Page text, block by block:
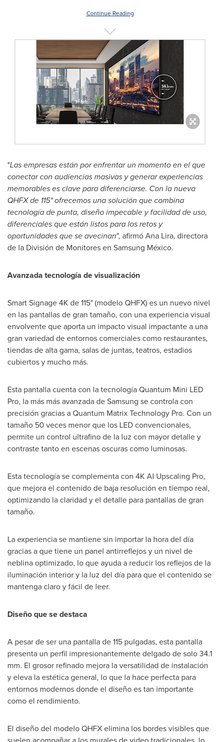
Continue Reading
"Las empresas están por enfrentar un momento en el que
conectar con audiencias masivas y generar experiencias
memorables es clave para diferenciarse. Con la nueva
QHFX de 115" ofrecemos una solución que combina
tecnología de punta, diseño impecable y facilidad de uso,
diferenciales que están listos para los retos y
oportunidades que se avecinan", afirmóAna Lira, directora
de la División de Monitores en Samsung México.
Avanzada tecnología de visualización
Smart Signage4K de 115" (modelo QHFX) es un nuevo nivel
en las pantallas de gran tamaño, con una experiencia visual
envolvente que aporta un impacto visual impactante a una
gran variedad de entornos comerciales como restaurantes,
tiendas de alta gama, salas de juntas, teatros, estadios
cubiertos y mucho más.
Esta pantalla cuenta con la tecnología Quantum Mini LED
Pro, la más más avanzada de Samsung se controla con
precisión gracias a Quantum Matrix Technology Pro. Con un
tamaño 50 veces menor que los LED convencionales,
permite un control ultrafino de la luz con mayor detalle y
contraste tanto en escenas oscuras como luminosas.
Esta tecnología se complementa con 4K AI Upscaling Pro,
que mejora el contenido de baja resolución en tiempo real,
optimizando la claridad y el detalle para pantallas de gran
tamaño.
La experiencia se mantiene sin importar la hora del día
gracias a que tiene un panel antirreflejos y un nivel de
neblina optimizado, lo que ayuda a reducir los reflejos de la
iluminación interior y la luz del día para que el contenido se
mantenga claro y fácil de leer.
Diseño que se destaca
A pesar de ser una pantalla de 115 pulgadas, esta pantalla
presenta un perfil impresionantemente delgado de solo 34.1
mm. El grosor refinado mejora la versatilidad de instalación
y eleva la estética general, lo que la hace perfecta para
entornos modernos donde el diseño es tan importante
como el rendimiento.
El diseño del modelo QHFX elimina los bordes visibles que